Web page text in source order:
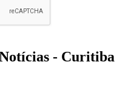
- Curitiba